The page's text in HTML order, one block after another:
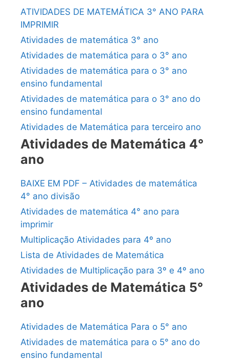
ATIVIDADES DE MATEMÁTICA 3° ANO PARA
IMPRIMIR
Atividades de matemática 3° ano
Atividades de matemática para o 3° ano
Atividades de matemática para o 3° ano
ensino fundamental
Atividades de matemática para o 3° ano do
ensino fundamental
Atividades de Matemática para terceiro ano
Atividades de Matemática 4°
ano
BAIXE EM PDF – Atividades de matemática
4° ano divisão
Atividades de matemática 4° ano para
imprimir
Multiplicação Atividades para 4º ano
Lista de Atividades de Matemática
Atividades de Multiplicação para 3º e 4º ano
Atividades de Matemática 5°
ano
Atividades de Matemática Para o 5° ano
Atividades de matemática para o 5° ano do
ensino fundamental